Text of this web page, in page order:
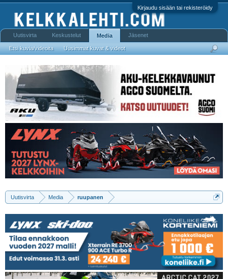
Kirjaudu sisään tai rekisteröidy
Uutisvirta Media ruupanen
Uutisvirta Keskustelut Media
Etsi kuvia/videoita Uusimmat kuvat & videot
Jäsenet